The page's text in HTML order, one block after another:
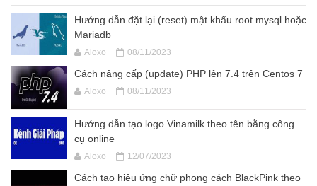
Hướng dẫn đặt lại (reset) mật khẩu root mysql hoặc
Mariadb
Aloxo 08/11/2023
Cách nâng cấp (update) PHP lên 7.4 trên Centos 7
Aloxo 08/11/2023
Hướng dẫn tạo logo Vinamilk theo tên bằng công
cụ online
Aloxo 12/07/2023
Cách tạo hiệu ứng chữ phong cách BlackPink theo